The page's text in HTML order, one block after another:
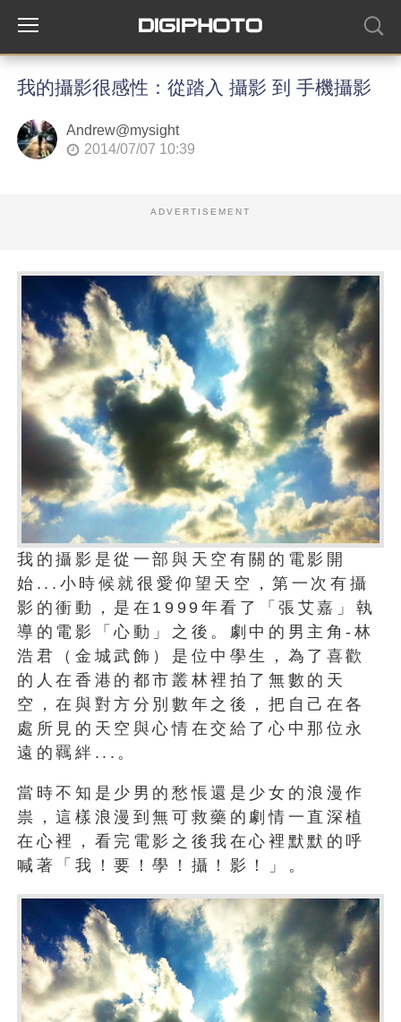
我的攝影很感性：從踏入 攝影 到 手機攝影
Andrew@mysight
2014/07/07 10:39
ADVERTISEMENT
我的攝影是從一部與天空有關的電影開
始...小時候就很愛仰望天空，第一次有攝
影的衝動，是在1999年看了「張艾嘉」執
導的電影「心動」之後。劇中的男主角-林
浩君（金城武飾）是位中學生，為了喜歡
的人在香港的都市叢林裡拍了無數的天
空，在與對方分別數年之後，把自己在各
處所見的天空與心情在交給了心中那位永
遠的羈絆...。
當時不知是少男的愁悵還是少女的浪漫作
祟，這樣浪漫到無可救藥的劇情一直深植
在心裡，看完電影之後我在心裡默默的呼
喊著「我！要！學！攝！影！」。